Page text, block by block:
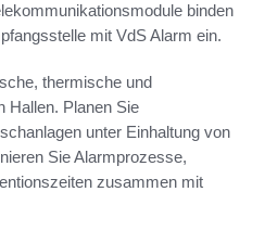
binden
mit VdS Alarm ein.
thermische und
Hallen. Planen Sie
unter Einhaltung von
Sie Alarmprozesse,
zusammen mit